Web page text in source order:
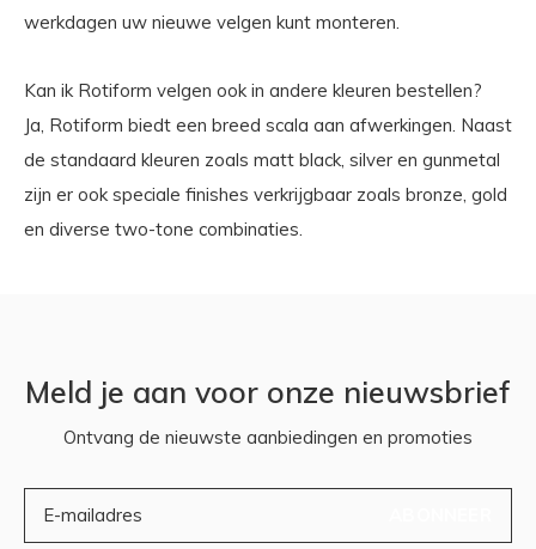
werkdagen uw nieuwe velgen kunt monteren.
Kan ik Rotiform velgen ook in andere kleuren bestellen?
Ja, Rotiform biedt een breed scala aan afwerkingen. Naast
de standaard kleuren zoals matt black, silver en gunmetal
zijn er ook speciale finishes verkrijgbaar zoals bronze, gold
en diverse two-tone combinaties.
Meld je aan voor onze nieuwsbrief
Ontvang de nieuwste aanbiedingen en promoties